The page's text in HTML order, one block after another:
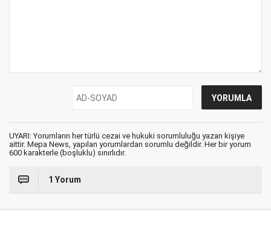
UYARI: Yorumların her türlü cezai ve hukuki sorumluluğu yazan kişiye
aittir. Mepa News, yapılan yorumlardan sorumlu değildir. Her bir yorum
600 karakterle (boşluklu) sınırlıdır.
1 Yorum